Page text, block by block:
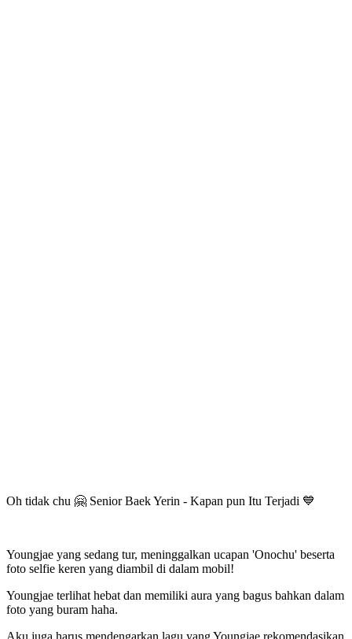
Oh tidak chu 🤗 Senior Baek Yerin - Kapan pun Itu Terjadi 💙
Youngjae yang sedang tur, meninggalkan ucapan 'Onochu' beserta
foto selfie keren yang diambil di dalam mobil!
Youngjae terlihat hebat dan memiliki aura yang bagus bahkan dalam
foto yang buram haha.
Aku juga harus mendengarkan lagu yang Youngjae rekomendasikan